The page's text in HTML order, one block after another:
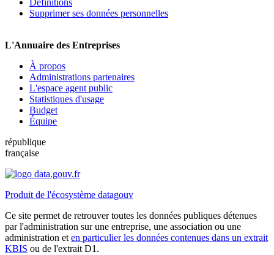
Définitions
Supprimer ses données personnelles
L'Annuaire des Entreprises
À propos
Administrations partenaires
L'espace agent public
Statistiques d'usage
Budget
Équipe
république
française
Produit de l'écosystème datagouv
Ce site permet de retrouver toutes les données publiques détenues
par l'administration sur une entreprise, une association ou une
administration et en particulier les données contenues dans un extrait
KBIS ou de l'extrait D1.